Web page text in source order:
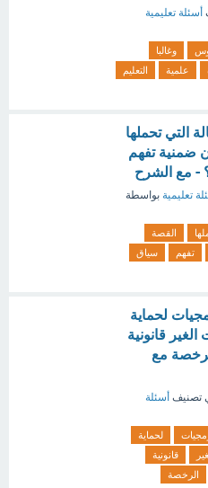
أسئلة تعليمية
وغالبا
علمية
التعليم
التي تحملها
ضمنية تفهم
- مع الشرح
تعليمية بواسطة
القصة
تفهم
سياق
لحماية
قانونية
مع
تصنيف أسئلة
لحماية
قانونية
الرخصة